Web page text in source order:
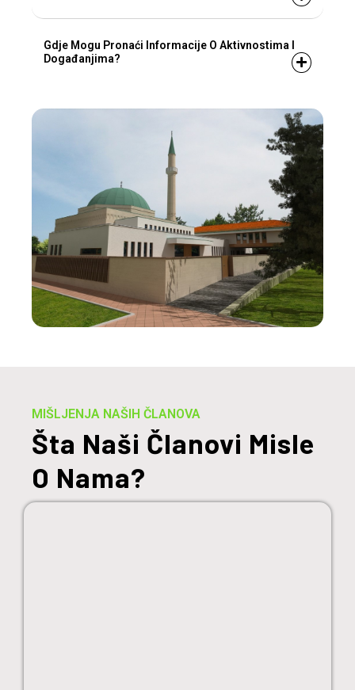
Gdje Mogu Pronaći Informacije O Aktivnostima I
Događanjima?
MIŠLJENJA NAŠIH ČLANOVA
Šta Naši Članovi Misle
O Nama?